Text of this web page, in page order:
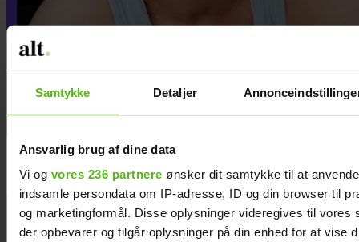
Samtykke Detaljer
Ansvarlig brug af dine data
Vi og vores 236 partnere ønsker dit samtykke til at
indsamle persondata om IP-adresse, ID og din browser til
og marketingformål. Disse oplysninger videregives til vores
der opbevarer og tilgår oplysninger på din enhed for at vise
Mette Helena Rasmussen har
fået en hobby, hun aldrig
havde forestillet sig, hun ville
få